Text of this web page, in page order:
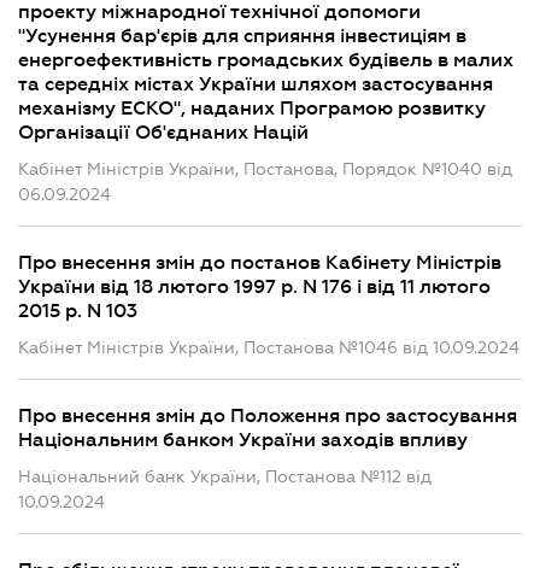
проекту міжнародної технічної допомоги
"Усунення бар'єрів для сприяння інвестиціям в
енергоефективність громадських будівель в малих
та середніх містах України шляхом застосування
механізму ЕСКО", наданих Програмою розвитку
Організації Об'єднаних Націй
Кабінет Міністрів України, Постанова, Порядок №1040 від
06.09.2024
Про внесення змін до постанов Кабінету Міністрів
України від 18 лютого 1997 р. N 176 і від 11 лютого
2015 р. N 103
Кабінет Міністрів України, Постанова №1046 від 10.09.2024
Про внесення змін до Положення про застосування
Національним банком України заходів впливу
Національний банк України, Постанова №112 від
10.09.2024